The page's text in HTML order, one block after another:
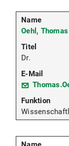
Oehl, Thomas
Dr.